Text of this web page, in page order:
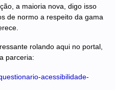
a maioria nova, digo isso
de normo a respeito da gama
rolando aqui no portal,
parceria:
acessibilidade-